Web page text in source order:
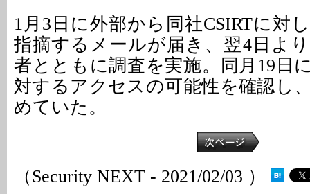
1月3日に外部から同社CSIRTに対
指摘するメールが届き、翌4日よ
者とともに調査を実施。同月19日
対するアクセスの可能性を確認し
めていた。
（Security NEXT - 2021/02/03 ）